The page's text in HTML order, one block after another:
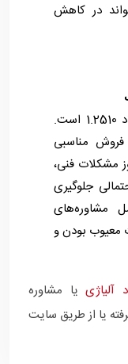
در کاهش
نیز از دیگر نکات مهم در خرید فولاد 1.2510 است.
مناسبی
مشکلات فنی،
جلوگیری
مشاوره‌های
بودن و
آلیاژییا مشاوره
یا از طریق سایت